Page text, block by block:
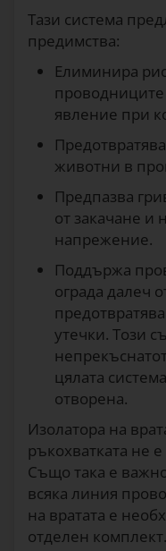
Тази система
предимства:
Елиминира
проводниците
явление при
животни в
Предпазва
от закачане и
напрежение.
Поддържа
ограда далеч
утечки. Този
цялата
отворена.
Изолатора на
ръкохватката не
Също така е
всяка линия
на вратата е
отделен комплект.